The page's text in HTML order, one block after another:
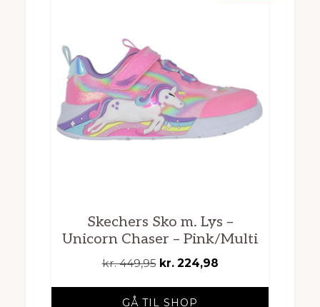
Skechers Sko m. Lys –
Unicorn Chaser – Pink/Multi
kr.449,95 Den
pris
kr.224,98Den
GÅ TIL SHOP